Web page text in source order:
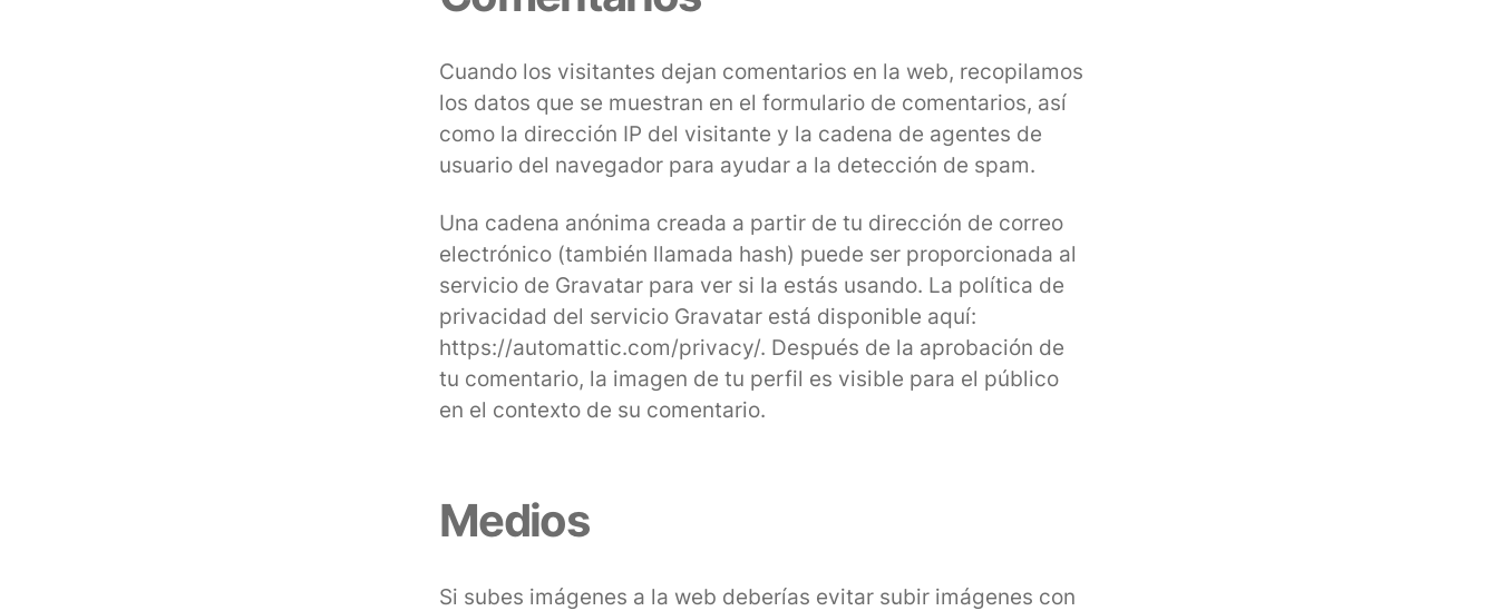
Cuando los visitantes dejan comentarios en la web, recopilamos
los datos que se muestran en el formulario de comentarios, así
como la dirección IP del visitante y la cadena de agentes de
usuario del navegador para ayudar a la detección de spam.
Una cadena anónima creada a partir de tu dirección de correo
electrónico (también llamada hash) puede ser proporcionada al
servicio de Gravatar para ver si la estás usando. La política de
privacidad del servicio Gravatar está disponible aquí:
https://automattic.com/privacy/. Después de la aprobación de
tu comentario, la imagen de tu perfil es visible para el público
en el contexto de su comentario.
Medios
Si subes imágenes a la web deberías evitar subir imágenes con